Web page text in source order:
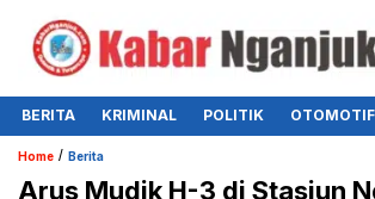
BERITA KRIMINAL POLITIK OTOMOTIF
Home / Berita
Arus Mudik H-3 di Stasiun